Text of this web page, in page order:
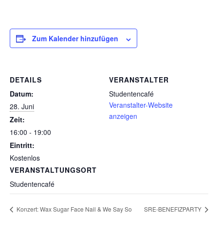
Zum Kalender hinzufügen
DETAILS
Datum:
28. Juni
Zeit:
16:00 - 19:00
Eintritt:
Kostenlos
VERANSTALTUNGSORT
Studentencafé
VERANSTALTER
Studentencafé
Veranstalter-Website
anzeigen
Konzert: Wax Sugar Face Nail & We Say So SRE-BENEFIZPARTY